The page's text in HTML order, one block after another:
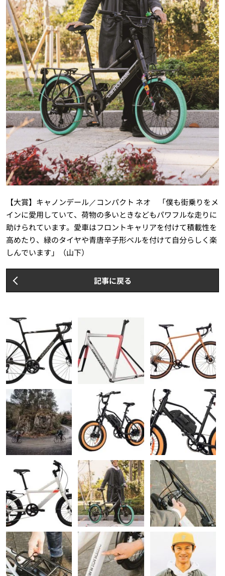
【大賞】キャノンデール／コンパクト ネオ 「僕も街乗りをメ
インに愛用していて、荷物の多いときなどもパワフルな走りに
助けられています。愛車はフロントキャリアを付けて積載性を
高めたり、緑のタイヤや青唐辛子形ベルを付けて自分らしく楽
しんでいます」（山下）
記事に戻る